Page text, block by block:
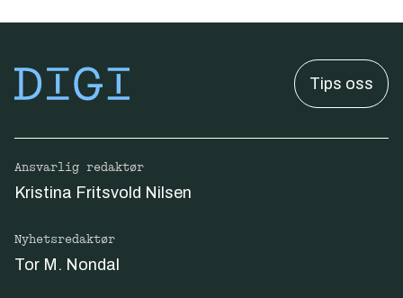
Tips oss
Ansvarlig redaktør
Kristina Fritsvold Nilsen
Nyhetsredaktør
Tor M. Nondal